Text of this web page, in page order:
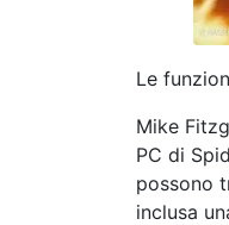
Le
Mike
PC di
possono
inclusa